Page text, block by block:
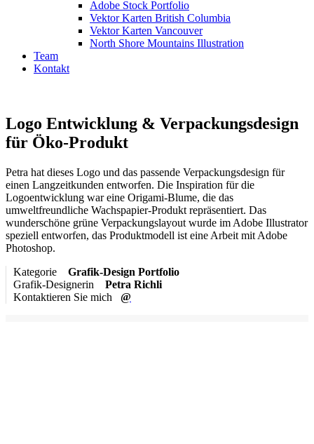
Adobe Stock Portfolio
Vektor Karten British Columbia
Vektor Karten Vancouver
North Shore Mountains Illustration
Team
Kontakt
Logo Entwicklung & Verpackungsdesign
für Öko-Produkt
Petra hat dieses Logo und das passende Verpackungsdesign für
einen Langzeitkunden entworfen. Die Inspiration für die
Logoentwicklung war eine Origami-Blume, die das
umweltfreundliche Wachspapier-Produkt repräsentiert. Das
wunderschöne grüne Verpackungslayout wurde im Adobe Illustrator
speziell entworfen, das Produktmodell ist eine Arbeit mit Adobe
Photoshop.
Kategorie Grafik-Design Portfolio
Grafik-Designerin Petra Richli
Kontaktieren Sie mich @